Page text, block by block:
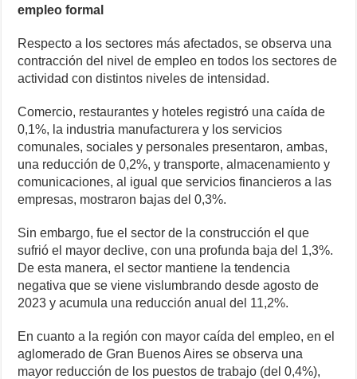
empleo formal
Respecto a los sectores más afectados, se observa una
contracción del nivel de empleo en todos los sectores de
actividad con distintos niveles de intensidad.
Comercio, restaurantes y hoteles registró una caída de
0,1%, la industria manufacturera y los servicios
comunales, sociales y personales presentaron, ambas,
una reducción de 0,2%, y transporte, almacenamiento y
comunicaciones, al igual que servicios financieros a las
empresas, mostraron bajas del 0,3%.
Sin embargo, fue el sector de la construcción el que
sufrió el mayor declive, con una profunda baja del 1,3%.
De esta manera, el sector mantiene la tendencia
negativa que se viene vislumbrando desde agosto de
2023 y acumula una reducción anual del 11,2%.
En cuanto a la región con mayor caída del empleo, en el
aglomerado de Gran Buenos Aires se observa una
mayor reducción de los puestos de trabajo (del 0,4%),